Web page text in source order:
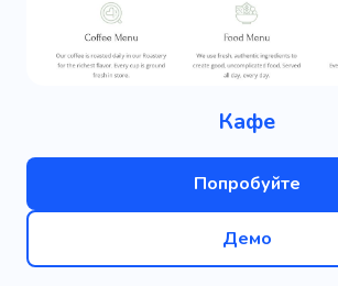
Кафе
Попробуйте
Демо